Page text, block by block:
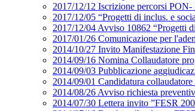
2017/12/12 Iscrizione percorsi
2017/12/05 “Progetti di inclus. e
2017/12/04 Avviso 10862 “Progetti
2017/01/26 Comunicazione per
2014/10/27 Invito Manifestazione
2014/09/16 Nomina Collaudatore
2014/09/03 Pubblicazione
2014/09/01 Candidatura
2014/08/26 Avviso richiesta
2014/07/30 Lettera invito ”FESR